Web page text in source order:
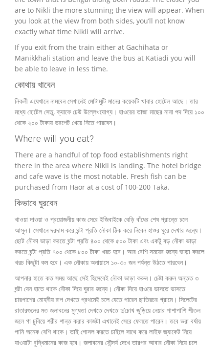
are to Nikli the more stunning the view will appear. When
you look at the view from both sides, you’ll not know
exactly what time Nikli will arrive.
If you exit from the train either at Gachihata or
Manikkhali station and leave the bus at Katiadi you will
be able to leave in less time.
কোথায় খাবেন
নিকলী এযেখানে নামবেন সেখানেই মোটামুটি মানের কয়েকটি খাবার হোটেল আছে। তার
মধ্যে হোটেল সেতু, ক্যাফে ঢেউ উল্লেখযোগ্য। হাওরের তাজা মাছের নানা পদ দিয়ে ১০০
থেকে ২০০ টাকায় ভরপেট খেয়ে নিতে পারবেন।
Where will you eat?
There are a handful of top food establishments right
there in the area where Nikli is landing. The hotel bridge
and cafe wave is the most notable. Fresh fish can be
purchased from Haor at a cost of 100-200 Taka.
কিভাবে ঘুরবেন
খাওয়া দাওয়া ও প্রয়োজনীয় কাজ সেরে ইজিবাইকে বেড়ি বাঁধের শেষ প্রান্তে চলে
আসুন। সেখানে দরদাম করে ঘন্টা প্রতি নৌকা ঠিক করে নিবেন হাওর ঘুরে দেখার জন্যে।
ছোট নৌকা ভাড়া করতে ঘন্টা প্রতি ৪০০ থেকে ৫০০ টাকা এবং একটু বড় নৌকা ভাড়া
করতে ঘন্টা প্রতি ৭০০ থেকে ৮০০ টাকা খরচ হবে। আর বেশি সময়ের জন্যে ভাড়া করলে
খরচ কিছুটা কম হবে। এক নৌকায় অনায়াসে ১০-৩০ জন পর্যন্ত উঠতে পারবেন।
আপনার হাতে কত সময় আছে সেই হিসেবেই নৌকা ভাড়া করুন। চেষ্টা করুন অন্তত ৩
ঘন্টা যেন হাতে থাকে নৌকা দিয়ে ঘুরার জন্যে। নৌকা দিয়ে হাওরে ভাসতে ভাসতে
চারপাশের মোহনীয় রূপ দেখতে প্রথমেই চলে যেতে পারেন ছাতিরচর গ্রামে। সিলেটের
রাতারগুলের মত জলাবনের মুগ্ধতা দেখতে দেখতে দু’চোখ জুড়িয়ে নেয়ার পাশাপাশি শীতল
জলে গা ঢুবিয়ে শরীর শান্ত করার কাজটা এখানেই সেরে ফেলতে পারেন। তবে ভরা বর্ষায়
পানি অনেক বেশি থাকে। তাই গোসল করতে চাইলে সাথে করে লাইফ জ্যাকেট নিয়ে
যাওয়াটা বুদ্ধিমানের কাজ হবে। জলাবনের সৌন্দর্য দেখে তারপর আবার নৌকা নিয়ে চলে